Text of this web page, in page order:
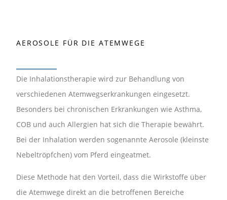
AEROSOLE FÜR DIE ATEMWEGE
Die Inhalationstherapie wird zur Behandlung von
verschiedenen Atemwegserkrankungen eingesetzt.
Besonders bei chronischen Erkrankungen wie Asthma,
COB und auch Allergien hat sich die Therapie bewährt.
Bei der Inhalation werden sogenannte Aerosole (kleinste
Nebeltröpfchen) vom Pferd eingeatmet.
Diese Methode hat den Vorteil, dass die Wirkstoffe über
die Atemwege direkt an die betroffenen Bereiche